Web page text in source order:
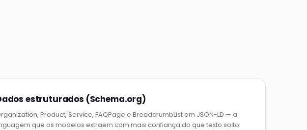
estruturados (Schema.org)
Product, Service, FAQPage e BreadcrumbList em JSON-LD — a
que os modelos extraem com mais confiança do que texto solto.